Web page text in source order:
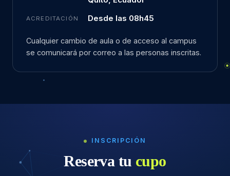
ACREDITACIÓN Desde las 08h45
Cualquier cambio de aula o de acceso al campus
se comunicará por correo a las personas inscritas.
INSCRIPCIÓN
Reserva tu cupo